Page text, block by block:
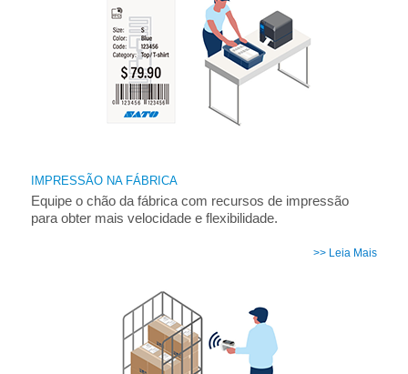
IMPRESSÃO NA FÁBRICA
Equipe o chão da fábrica com recursos de impressão
para obter mais velocidade e flexibilidade.
>> Leia Mais